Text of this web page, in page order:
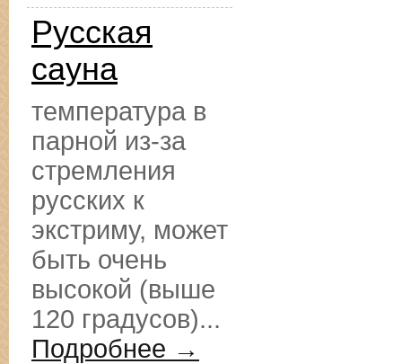
Русская
сауна
температура в
парной из-за
стремления
русских к
экстриму, может
быть очень
высокой (выше
120 градусов)...
Подробнее →